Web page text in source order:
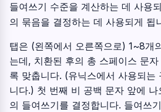
들여쓰기 수준을 계산하는 데 사용
의 묶음을 결정하는 데 사용되게 됩
탭은 (왼쪽에서 오른쪽으로) 1~8개
는데, 치환된 후의 총 스페이스 문
록 맞춥니다. (유닉스에서 사용되는
니다.) 첫 번째 비 공백 문자 앞에
의 들여쓰기를 결정합니다. 들여쓰